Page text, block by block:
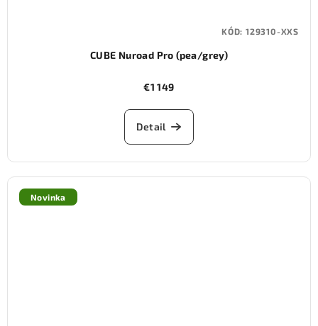
CUBE Nuroad Pro (pea/grey)
€1 149
Detail
KÓD: 129310-XXS
Novinka